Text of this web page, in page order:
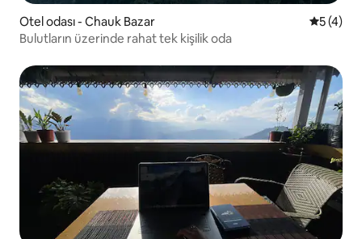
Otel odası - Chauk Bazar 55 (4)
Bulutların üzerinde rahat tek kişilik oda